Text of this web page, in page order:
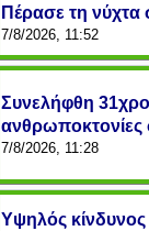
Πέρασε τη
7/8/2026, 11:52
Συνελήφθη
7/8/2026, 11:28
Υψηλός